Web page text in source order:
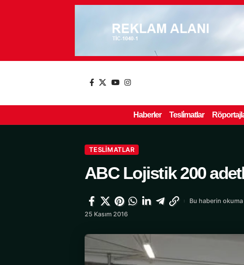
Haberler Tesli̇matlar
TESLIMATLAR
ABC Lojistik 200
25 Kasım 2016
Bu haberin